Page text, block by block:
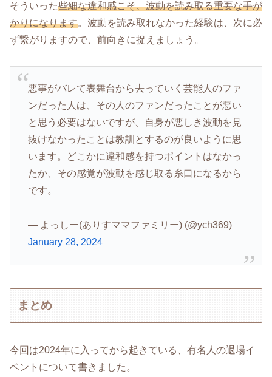
そういった些細な違和感こそ、波動を読み取る重要な手が
かりになります。波動を読み取れなかった経験は、次に必
ず繋がりますので、前向きに捉えましょう。
悪事がバレて表舞台から去っていく芸能人のファ
ンだった人は、その人のファンだったことが悪い
と思う必要はないですが、自身が悪しき波動を見
抜けなかったことは教訓とするのが良いように思
います。どこかに違和感を持つポイントはなかっ
たか、その感覚が波動を感じ取る糸口になるから
です。
— よっしー(ありすママファミリー) (@ych369)
January 28, 2024
まとめ
今回は2024年に入ってから起きている、有名人の退場イ
ベントについて書きました。